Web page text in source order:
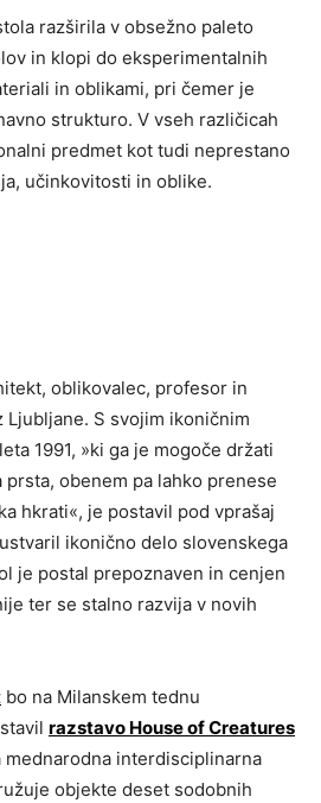
razširila v obsežno paleto
in klopi do eksperimentalnih
in oblikami, pri čemer je
strukturo. V vseh različicah
predmet kot tudi neprestano
učinkovitosti in oblike.
oblikovalec, profesor in
S svojim ikoničnim
1991, »ki ga je mogoče držati
obenem pa lahko prenese
hkrati«, je postavil pod vprašaj
ikonično delo slovenskega
je postal prepoznaven in cenjen
ter se stalno razvija v novih
bo na Milanskem tednu
razstavo House of Creatures
mednarodna interdisciplinarna
objekte deset sodobnih